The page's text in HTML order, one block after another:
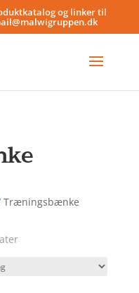
og linker til